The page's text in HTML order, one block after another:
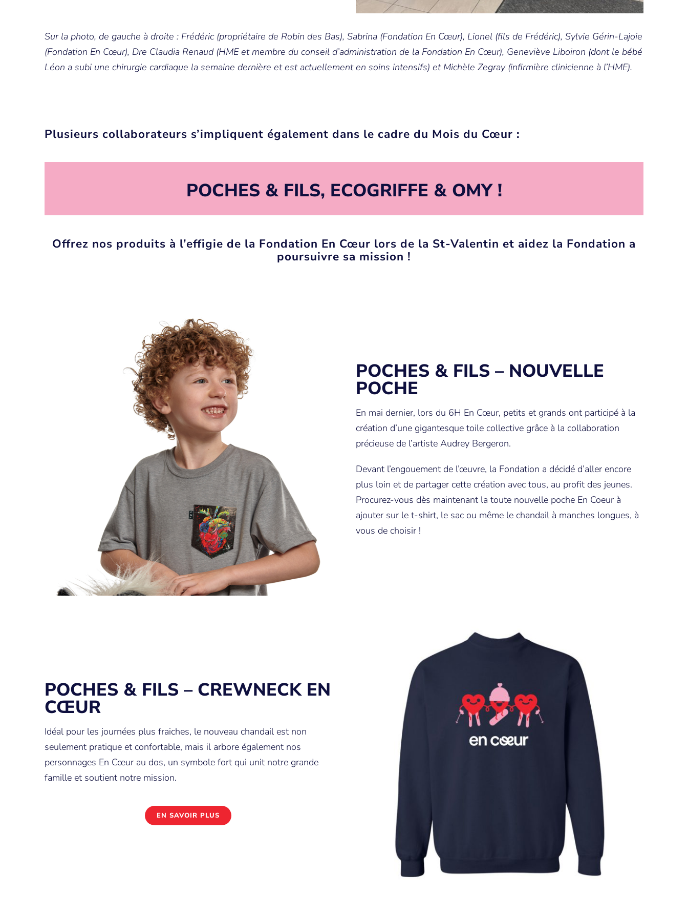
Sur la photo, de gauche à droite : Frédéric (propriétaire de Robin des Bas), Sabrina (Fondation En Cœur), Lionel (fils de Frédéric), Sylvie Gérin-Lajoie
(Fondation En Cœur), Dre Claudia Renaud (HME et membre du conseil d’administration de la Fondation En Cœur), Geneviève Liboiron (dont le bébé
Léon a subi une chirurgie cardiaque la semaine dernière et est actuellement en soins intensifs) et Michèle Zegray (infirmière clinicienne à l’HME).
Plusieurs collaborateurs s’impliquent également dans le cadre du Mois du Cœur :
POCHES & FILS, ECOGRIFFE & OMY !
Offrez nos produits à l’effigie de la Fondation En Cœur lors de la St-Valentin et aidez la Fondation a
poursuivre sa mission !
POCHES & FILS – NOUVELLE
POCHE
En mai dernier, lors du 6H En Cœur, petits et grands ont participé à la
création d’une gigantesque toile collective grâce à la collaboration
précieuse de l’artiste Audrey Bergeron.
Devant l’engouement de l’œuvre, la Fondation a décidé d’aller encore
plus loin et de partager cette création avec tous, au profit des jeunes.
Procurez-vous dès maintenant la toute nouvelle poche En Coeur à
ajouter sur le t-shirt, le sac ou même le chandail à manches longues, à
vous de choisir !
POCHES & FILS – CREWNECK EN
CŒUR
Idéal pour les journées plus fraiches, le nouveau chandail est non
seulement pratique et confortable, mais il arbore également nos
personnages En Cœur au dos, un symbole fort qui unit notre grande
famille et soutient notre mission.
EN SAVOIR PLUS